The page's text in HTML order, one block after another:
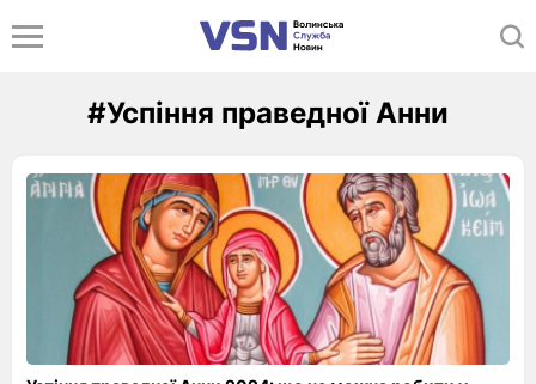
#Успіння праведної Анни